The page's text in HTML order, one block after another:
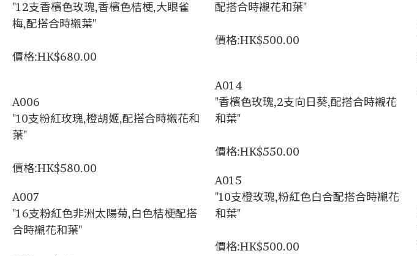
"12支香檳色玫瑰,香檳色桔梗,大眼雀
梅,配搭合時襯葉"
價格:HK$680.00
A006
"10支粉紅玫瑰,橙胡姬,配搭合時襯花和
葉"
價格:HK$580.00
A007
"16支粉紅色非洲太陽菊,白色桔梗配搭
合時襯花和葉"
配搭合時襯花和葉"
價格:HK$500.00
A014
"香檳色玫瑰,2支向日葵,配搭合時襯花
和葉"
價格:HK$550.00
A015
"10支橙玫瑰,粉紅色白合配搭合時襯花
和葉"
價格:HK$500.00